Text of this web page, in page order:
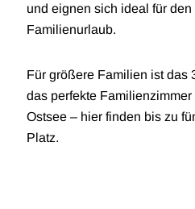
und eignen sich ideal für
Familienurlaub.
Für größere Familien ist das
das perfekte
Ostsee – hier finden bis zu
Platz.